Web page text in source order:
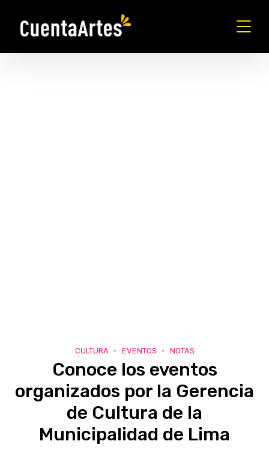
CULTURA EVENTOS NOTAS
Conoce los eventos
organizados por la Gerencia
de Cultura de la
Municipalidad de Lima